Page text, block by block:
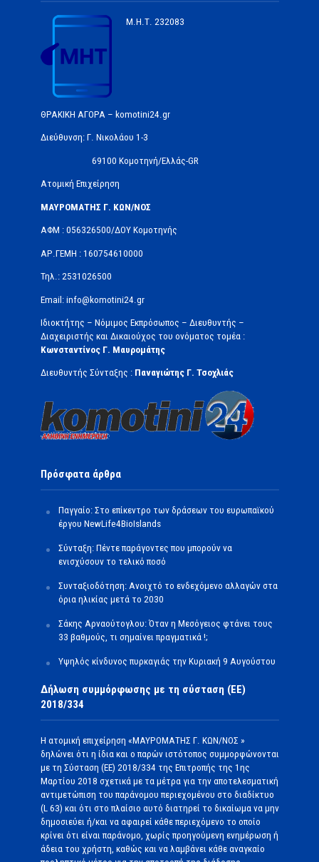
Μ.Η.Τ. 232083
ΘΡΑΚΙΚΗ ΑΓΟΡΑ – komotini24.gr
Διεύθυνση: Γ. Νικολάου 1-3
69100 Κομοτηνή/Ελλάς-GR
Ατομική Επιχείρηση
ΜΑΥΡΟΜΑΤΗΣ Γ. ΚΩΝ/ΝΟΣ
ΑΦΜ : 056326500/ΔOΥ Κομοτηνής
ΑΡ.ΓΕΜΗ : 160754610000
Τηλ.: 2531026500
Email: info@komotini24.gr
Ιδιοκτήτης – Νόμιμος Εκπρόσωπος – Διευθυντής –
Διαχειριστής και Δικαιούχος του ονόματος τομέα :
Κωνσταντίνος Γ. Μαυρομάτης
Διευθυντής Σύνταξης : Παναγιώτης Γ. Τσοχλιάς
Πρόσφατα άρθρα
Παγγαίο: Στο επίκεντρο των δράσεων του ευρωπαϊκού
έργου NewLife4BioIslands
Σύνταξη: Πέντε παράγοντες που μπορούν να
ενισχύσουν το τελικό ποσό
Συνταξιοδότηση: Ανοιχτό το ενδεχόμενο αλλαγών στα
όρια ηλικίας μετά το 2030
Σάκης Αρναούτογλου: Όταν η Μεσόγειος φτάνει τους
33 βαθμούς, τι σημαίνει πραγματικά !;
Υψηλός κίνδυνος πυρκαγιάς την Κυριακή 9 Αυγούστου
Δήλωση συμμόρφωσης με τη σύσταση (ΕΕ)
2018/334
Η ατομική επιχείρηση «ΜΑΥΡΟΜΑΤΗΣ Γ. ΚΩΝ/ΝΟΣ »
δηλώνει ότι η ίδια και ο παρών ιστότοπος συμμορφώνονται
με τη Σύσταση (ΕΕ) 2018/334 της Επιτροπής της 1ης
Μαρτίου 2018 σχετικά με τα μέτρα για την αποτελεσματική
αντιμετώπιση του παράνομου περιεχομένου στο διαδίκτυο
(L 63) και ότι στο πλαίσιο αυτό διατηρεί το δικαίωμα να μην
δημοσιεύει ή/και να αφαιρεί κάθε περιεχόμενο το οποίο
κρίνει ότι είναι παράνομο, χωρίς προηγούμενη ενημέρωση ή
άδεια του χρήστη, καθώς και να λαμβάνει κάθε αναγκαίο